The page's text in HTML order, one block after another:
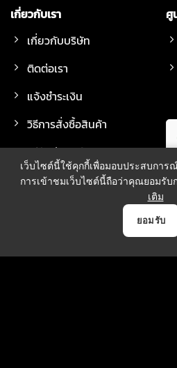
เกี่ยวกับเรา
เกี่ยวกับบริษัท
ติดต่อเรา
แจ้งชำระเงิน
วิธีการสั่งซื้อสินค้า
วิธีจัดส่งสินค้า
ศู
เว็บไซต์นี้ใช้คุกกี้เพื่อมอบประสบกา
การเข้าชมเว็บไซต์นี้ถือว่าคุณยอมรับ
เติม
ยอมรับ